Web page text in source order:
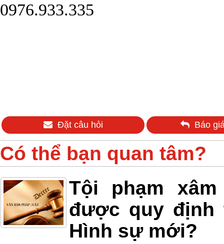
0976.933.335
Đặt câu hỏi Báo
Có thể bạn quan tâm?
Tội phạm
được quy định
Hình sự mới?